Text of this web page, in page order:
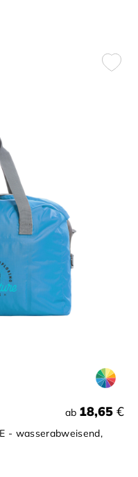
ab 18,65 €
- wasserabweisend,